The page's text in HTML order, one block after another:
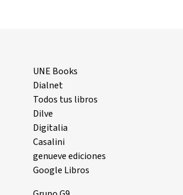
UNE Books
Dialnet
Todos tus libros
Dilve
Digitalia
Casalini
genueve ediciones
Google Libros